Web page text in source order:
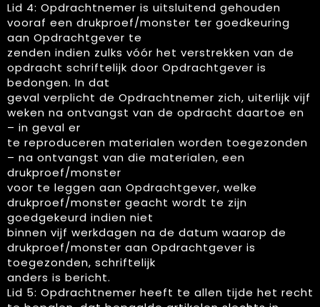
Lid 4: Opdrachtnemer is uitsluitend gehouden
vooraf een drukproef/monster ter goedkeuring
aan Opdrachtgever te
zenden indien zulks vóór het verstrekken van de
opdracht schriftelijk door Opdrachtgever is
bedongen. In dat
geval verplicht de Opdrachtnemer zich, uiterlijk vijf
weken na ontvangst van de opdracht daartoe en
– in geval er
te reproduceren materialen worden toegezonden
– na ontvangst van die materialen, een
drukproef/monster
voor te leggen aan Opdrachtgever, welke
drukproef/monster geacht wordt te zijn
goedgekeurd indien niet
binnen vijf werkdagen na de datum waarop de
drukproef/monster aan Opdrachtgever is
toegezonden, schriftelijk
anders is bericht.
Lid 5: Opdrachtnemer heeft te allen tijde het recht